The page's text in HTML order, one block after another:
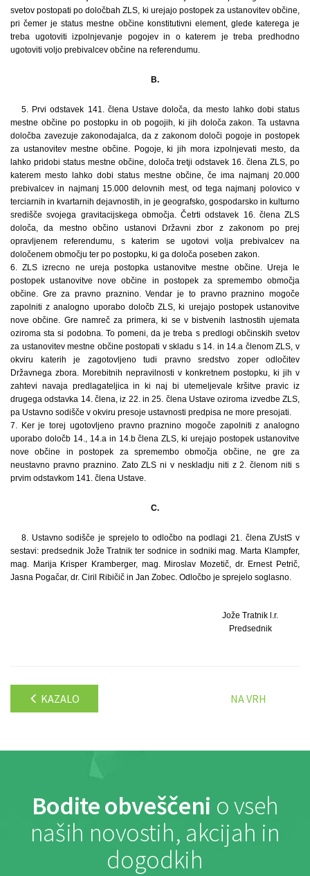
svetov postopati po določbah ZLS, ki urejajo postopek za ustanovitev občine,
pri čemer je status mestne občine konstitutivni element, glede katerega je
treba ugotoviti izpolnjevanje pogojev in o katerem je treba predhodno
ugotoviti voljo prebivalcev občine na referendumu.
B.
5. Prvi odstavek 141. člena Ustave določa, da mesto lahko dobi status
mestne občine po postopku in ob pogojih, ki jih določa zakon. Ta ustavna
določba zavezuje zakonodajalca, da z zakonom določi pogoje in postopek
za ustanovitev mestne občine. Pogoje, ki jih mora izpolnjevati mesto, da
lahko pridobi status mestne občine, določa tretji odstavek 16. člena ZLS, po
katerem mesto lahko dobi status mestne občine, če ima najmanj 20.000
prebivalcev in najmanj 15.000 delovnih mest, od tega najmanj polovico v
terciarnih in kvartarnih dejavnostih, in je geografsko, gospodarsko in kulturno
središče svojega gravitacijskega območja. Četrti odstavek 16. člena ZLS
določa, da mestno občino ustanovi Državni zbor z zakonom po prej
opravljenem referendumu, s katerim se ugotovi volja prebivalcev na
določenem območju ter po postopku, ki ga določa poseben zakon.
6. ZLS izrecno ne ureja postopka ustanovitve mestne občine. Ureja le
postopek ustanovitve nove občine in postopek za spremembo območja
občine. Gre za pravno praznino. Vendar je to pravno praznino mogoče
zapolniti z analogno uporabo določb ZLS, ki urejajo postopek ustanovitve
nove občine. Gre namreč za primera, ki se v bistvenih lastnostih ujemata
oziroma sta si podobna. To pomeni, da je treba s predlogi občinskih svetov
za ustanovitev mestne občine postopati v skladu s 14. in 14.a členom ZLS, v
okviru katerih je zagotovljeno tudi pravno sredstvo zoper odločitev
Državnega zbora. Morebitnih nepravilnosti v konkretnem postopku, ki jih v
zahtevi navaja predlagateljica in ki naj bi utemeljevale kršitve pravic iz
drugega odstavka 14. člena, iz 22. in 25. člena Ustave oziroma izvedbe ZLS,
pa Ustavno sodišče v okviru presoje ustavnosti predpisa ne more presojati.
7. Ker je torej ugotovljeno pravno praznino mogoče zapolniti z analogno
uporabo določb 14., 14.a in 14.b člena ZLS, ki urejajo postopek ustanovitve
nove občine in postopek za spremembo območja občine, ne gre za
neustavno pravno praznino. Zato ZLS ni v neskladju niti z 2. členom niti s
prvim odstavkom 141. člena Ustave.
C.
8. Ustavno sodišče je sprejelo to odločbo na podlagi 21. člena ZUstS v
sestavi: predsednik Jože Tratnik ter sodnice in sodniki mag. Marta Klampfer,
mag. Marija Krisper Kramberger, mag. Miroslav Mozetič, dr. Ernest Petrič,
Jasna Pogačar, dr. Ciril Ribičič in Jan Zobec. Odločbo je sprejelo soglasno.
Jože Tratnik l.r.
Predsednik
KAZALO NA VRH
Bodite obveščeni o vseh
naših novostih, akcijah in
dogodkih